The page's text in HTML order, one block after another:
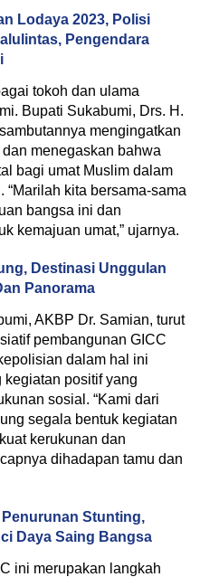
Lodaya 2023, Polisi
Pengendara
tokoh dan ulama
Bupati Sukabumi, Drs. H.
mengingatkan
menegaskan bahwa
bagi umat Muslim dalam
“Marilah kita bersama-sama
bangsa ini dan
kemajuan umat,” ujarnya.
Destinasi Unggulan
Panorama
AKBP Dr. Samian, turut
pembangunan GICC
dalam hal ini
kegiatan positif yang
sosial. “Kami dari
segala bentuk kegiatan
kerukunan dan
dihadapan tamu dan
Stunting,
Daya Saing Bangsa
ini merupakan langkah